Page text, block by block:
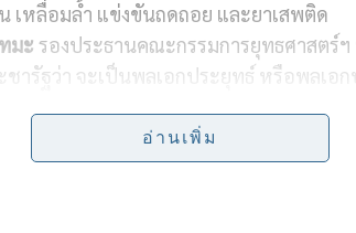
r
e
เหลื่อมล้ำ แข่งขันถดถอย และยาเสพติด
มะ รองประธานคณะกรรมการยุทธศาสตร์
ารัฐว่า จะเป็นพลเอกประยุทธ์ หรือพลเอ
ยในของพรรคเขา ตนไม่ขอวิจารณ์ เนื่องจา
อ่านเพิ่ม